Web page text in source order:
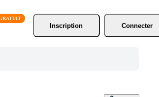
Inscription
Connecter